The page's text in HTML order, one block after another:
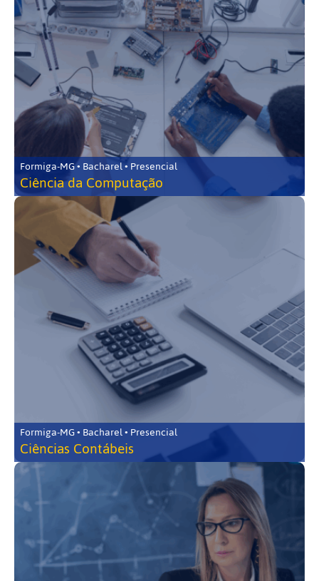
Formiga-MG • Bacharel • Presencial
Ciência da Computação
Formiga-MG • Bacharel • Presencial
Ciências Contábeis